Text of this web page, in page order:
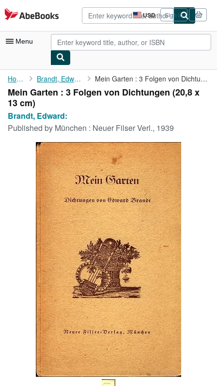
Skip to main content
AbeBooks.com USD
Site
shopping
preferences
Sign in
Menu
My Account
My Purchases
Advanced Search
Browse Collections
Rare Books
Art & Collectibles
Textbooks
Start Selling
CLOSE
Home Brandt, Edward: Mein Garten : 3 Folgen von Dichtungen
Mein Garten : 3 Folgen von Dichtungen (20,8 x
13 cm)
Brandt, Edward:
Published by München : Neuer Filser Verl., 1939